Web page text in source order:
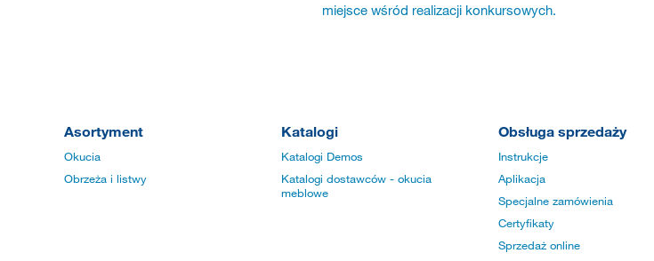
miejsce wśród realizacji konkursowych.
Asortyment
Okucia
Obrzeża i listwy
Katalogi
Katalogi Demos
Katalogi dostawców - okucia
meblowe
Obsługa sprzedaży
Instrukcje
Aplikacja
Specjalne zamówienia
Certyfikaty
Sprzedaż online